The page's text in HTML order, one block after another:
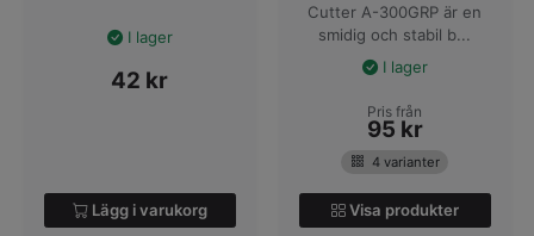
I lager
42 kr
Lägg i varukorg
Cutter A-300GRP är en
smidig och stabil b...
I lager
Pris från
95 kr
4 varianter
Visa produkter